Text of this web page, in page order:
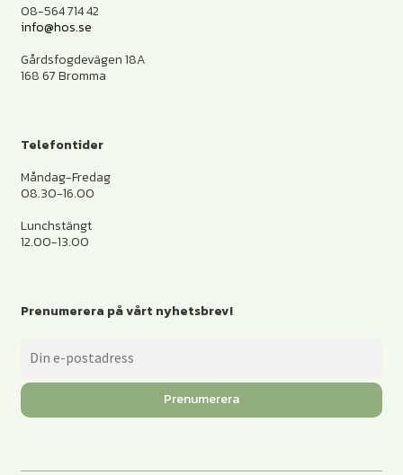
08-564 714 42
info@hos.se
Gårdsfogdevägen 18A
168 67 Bromma
Telefontider
Måndag-Fredag
08.30-16.00
Lunchstängt
12.00-13.00
Prenumerera på vårt nyhetsbrev!
Prenumerera